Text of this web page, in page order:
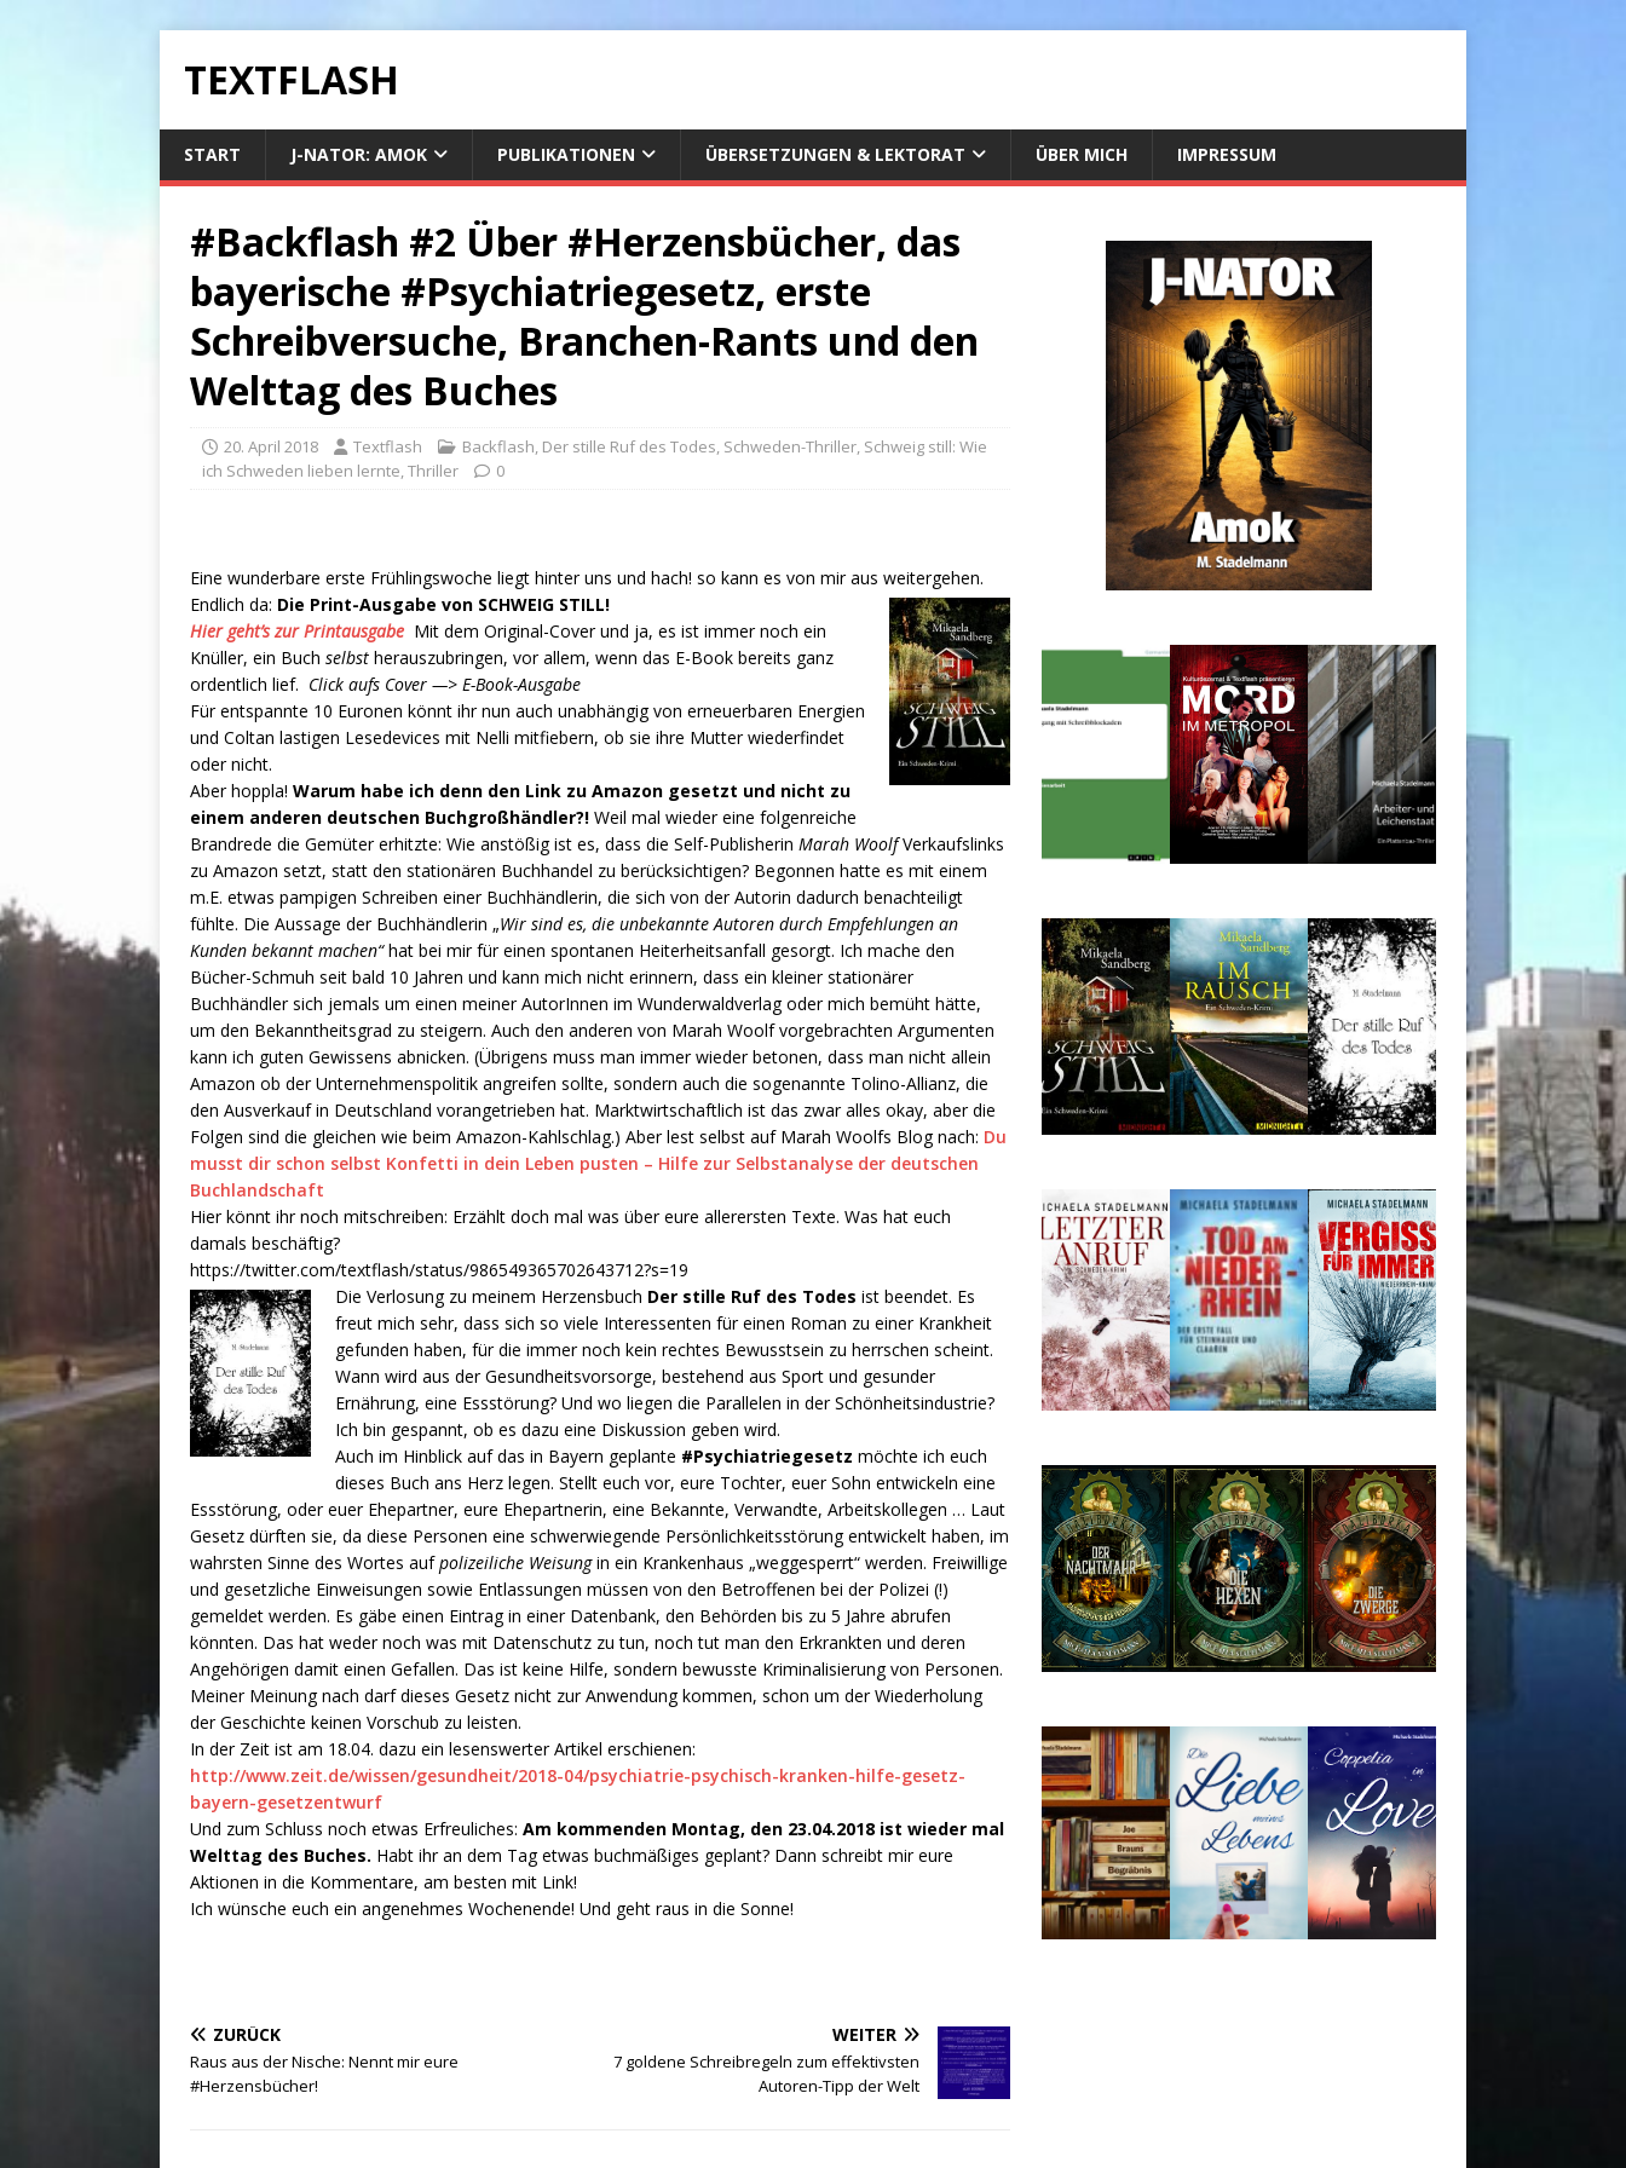
TEXTFLASH
START J-NATOR: AMOK PUBLIKATIONEN ÜBERSETZUNGEN & LEKTORAT ÜBER MICH IMPRESSUM
#Backflash #2 Über #Herzensbücher, das
bayerische #Psychiatriegesetz, erste
Schreibversuche, Branchen-Rants und den
Welttag des Buches
20. April 2018 Textflash Backflash, Der stille Ruf des Todes, Schweden-Thriller, Schweig still: Wie
ich Schweden lieben lernte,Thriller 0
Eine wunderbare erste Frühlingswoche liegt hinter uns und hach! so kann es von mir aus weitergehen.
Endlich da: Die Print-Ausgabe von SCHWEIG STILL!
Hier geht’s zur Printausgabe Mit dem Original-Cover und ja, es ist immer noch ein
Knüller, ein Buch selbst herauszubringen, vor allem, wenn das E-Book bereits ganz
ordentlich lief. Click aufs Cover —> E-Book-Ausgabe
Für entspannte 10 Euronen könnt ihr nun auch unabhängig von erneuerbaren Energien
und Coltan lastigen Lesedevices mit Nelli mitfiebern, ob sie ihre Mutter wiederfindet
oder nicht.
Aber hoppla! Warum habe ich denn den Link zu Amazon gesetzt und nicht zu
einem anderen deutschen Buchgroßhändler?! Weil mal wieder eine folgenreiche
Brandrede die Gemüter erhitzte: Wie anstößig ist es, dass die Self-Publisherin Marah WoolfVerkaufslinks
zu Amazon setzt, statt den stationären Buchhandel zu berücksichtigen? Begonnen hatte es mit einem
m.E. etwas pampigen Schreiben einer Buchhändlerin, die sich von der Autorin dadurch benachteiligt
fühlte. Die Aussage der Buchhändlerin „Wir sind es, die unbekannte Autoren durch Empfehlungen an
Kunden bekannt machen“hat bei mir für einen spontanen Heiterheitsanfall gesorgt. Ich mache den
Bücher-Schmuh seit bald 10 Jahren und kann mich nicht erinnern, dass ein kleiner stationärer
Buchhändler sich jemals um einen meiner AutorInnen im Wunderwaldverlag oder mich bemüht hätte,
um den Bekanntheitsgrad zu steigern. Auch den anderen von Marah Woolf vorgebrachten Argumenten
kann ich guten Gewissens abnicken. (Übrigens muss man immer wieder betonen, dass man nicht allein
Amazon ob der Unternehmenspolitik angreifen sollte, sondern auch die sogenannte Tolino-Allianz, die
den Ausverkauf in Deutschland vorangetrieben hat. Marktwirtschaftlich ist das zwar alles okay, aber die
Folgen sind die gleichen wie beim Amazon-Kahlschlag.) Aber lest selbst auf Marah Woolfs Blog nach: Du
musst dir schon selbst Konfetti in dein Leben pusten – Hilfe zur Selbstanalyse der deutschen
Buchlandschaft
Hier könnt ihr noch mitschreiben: Erzählt doch mal was über eure allerersten Texte. Was hat euch
damals beschäftig?
https://twitter.com/textflash/status/986549365702643712?s=19
Die Verlosung zu meinem Herzensbuch Der stille Ruf des Todes ist beendet. Es
freut mich sehr, dass sich so viele Interessenten für einen Roman zu einer Krankheit
gefunden haben, für die immer noch kein rechtes Bewusstsein zu herrschen scheint.
Wann wird aus der Gesundheitsvorsorge, bestehend aus Sport und gesunder
Ernährung, eine Essstörung? Und wo liegen die Parallelen in der Schönheitsindustrie?
Ich bin gespannt, ob es dazu eine Diskussion geben wird.
Auch im Hinblick auf das in Bayern geplante #Psychiatriegesetz möchte ich euch
dieses Buch ans Herz legen. Stellt euch vor, eure Tochter, euer Sohn entwickeln eine
Essstörung, oder euer Ehepartner, eure Ehepartnerin, eine Bekannte, Verwandte, Arbeitskollegen … Laut
Gesetz dürften sie, da diese Personen eine schwerwiegende Persönlichkeitsstörung entwickelt haben, im
wahrsten Sinne des Wortes aufpolizeiliche Weisungin ein Krankenhaus „weggesperrt“ werden. Freiwillige
und gesetzliche Einweisungen sowie Entlassungen müssen von den Betroffenen bei der Polizei (!)
gemeldet werden. Es gäbe einen Eintrag in einer Datenbank, den Behörden bis zu 5 Jahre abrufen
könnten. Das hat weder noch was mit Datenschutz zu tun, noch tut man den Erkrankten und deren
Angehörigen damit einen Gefallen. Das ist keine Hilfe, sondern bewusste Kriminalisierung von Personen.
Meiner Meinung nach darf dieses Gesetz nicht zur Anwendung kommen, schon um der Wiederholung
der Geschichte keinen Vorschub zu leisten.
In der Zeit ist am 18.04. dazu ein lesenswerter Artikel erschienen:
http://www.zeit.de/wissen/gesundheit/2018-04/psychiatrie-psychisch-kranken-hilfe-gesetz-
bayern-gesetzentwurf
Und zum Schluss noch etwas Erfreuliches: Am kommenden Montag, den 23.04.2018 ist wieder mal
Welttag des Buches. Habt ihr an dem Tag etwas buchmäßiges geplant? Dann schreibt mir eure
Aktionen in die Kommentare, am besten mit Link!
Ich wünsche euch ein angenehmes Wochenende! Und geht raus in die Sonne!
ZURÜCK
Raus aus der Nische: Nennt mir eure
#Herzensbücher!
WEITER
7 goldene Schreibregeln zum effektivsten
Autoren-Tipp der Welt